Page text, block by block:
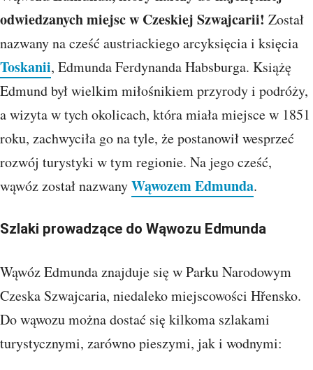
odwiedzanych miejsc w Czeskiej Szwajcarii! Został
nazwany na cześć austriackiego arcyksięcia i księcia
Toskanii, Edmunda Ferdynanda Habsburga. Książę
Edmund był wielkim miłośnikiem przyrody i podróży,
a wizyta w tych okolicach, która miała miejsce w 1851
roku, zachwyciła go na tyle, że postanowił wesprzeć
rozwój turystyki w tym regionie. Na jego cześć,
wąwóz został nazwanyWąwozem Edmunda.
Szlaki prowadzące do Wąwozu Edmunda
Wąwóz Edmunda znajduje się w Parku Narodowym
Czeska Szwajcaria, niedaleko miejscowości Hřensko.
Do wąwozu można dostać się kilkoma szlakami
turystycznymi, zarówno pieszymi, jak i wodnymi: